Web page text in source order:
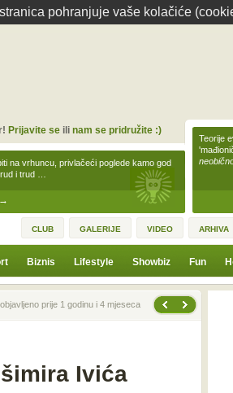
pohranjuje vaše kolačiće
→
na vrhuncu, privlačeći poglede kamo god
i trud …
Prijavite seili nam se pridružite :)
Teorije
CLUB GALERIJE VIDEO ARHIVA
Biznis Lifestyle Showbiz Fun
objavljeno prije 1 godinu i 4 mjeseca
Ivića